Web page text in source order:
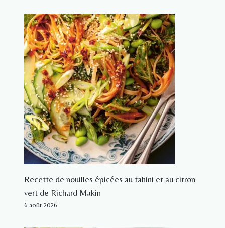
Recette de nouilles épicées au tahini et au citron
vert de Richard Makin
6 août 2026